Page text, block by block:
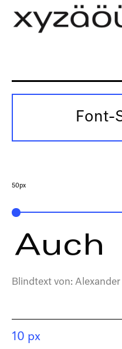
Font-
50px
Auch
Blindtext von:
10 px